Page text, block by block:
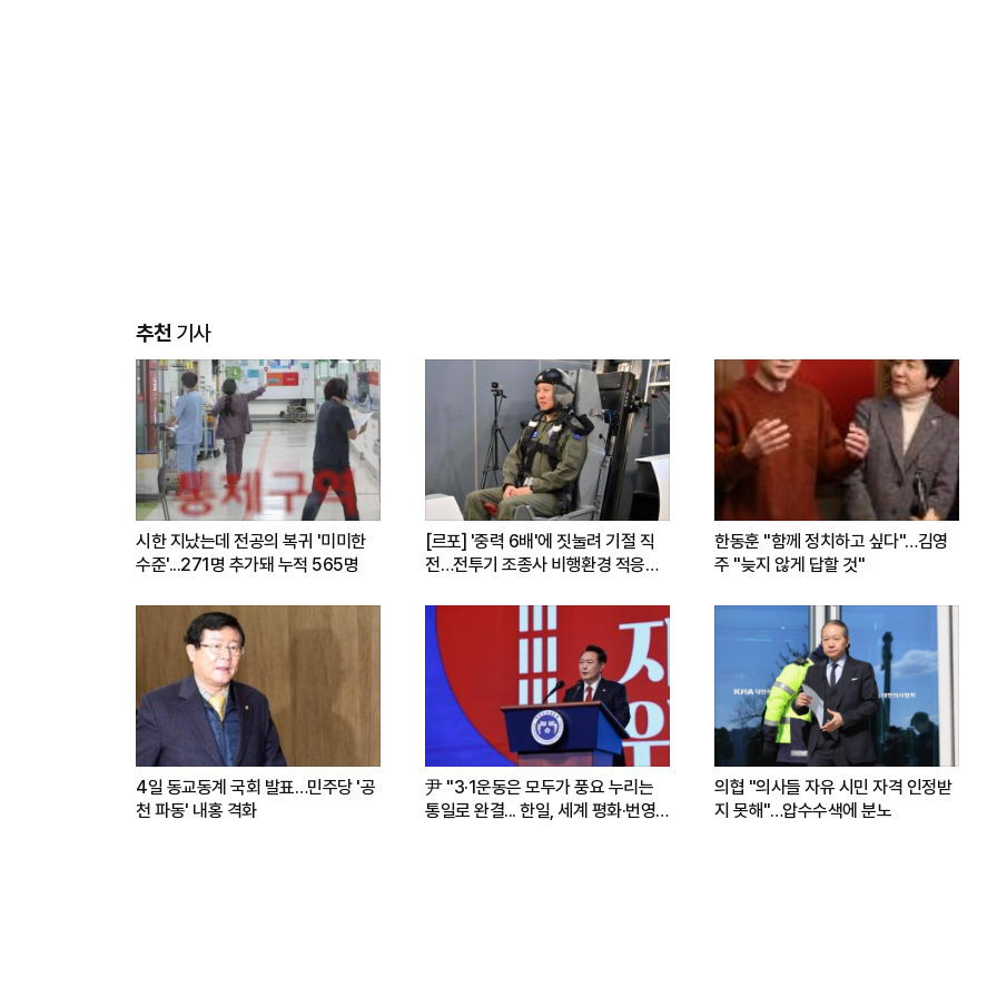
추천기사
시한 지났는데 전공의 복귀 '미미한
수준'...271명 추가돼 누적 565명
[르포] '중력 6배'에 짓눌려 기절 직
전…전투기 조종사 비행환경 적응훈
한동훈 "함께 정치하고 싶다"…김영
주 "늦지 않게 답할 것"
4일 동교동계 국회 발표…민주당 '공
천 파동' 내홍 격화
尹 "3·1운동은 모두가 풍요 누리는
통일로 완결... 한일, 세계 평화·번영
의협 "의사들 자유 시민 자격 인정받
지 못해"…압수수색에 분노